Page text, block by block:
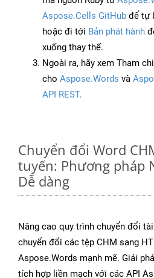
Aspose.Cells GitHub để tự
hoặc đi tới Bản phát hành
xuống thay thế.
Ngoài ra, hãy xem Tham
cho Aspose.Words và
API REST.
Chuyển đổi Word
tuyến: Phương pháp
Dễ dàng
Nâng cao quy trình chuyển đổi
chuyển đổi các tệp CHM sang
Aspose.Words mạnh mẽ. Giải
tích hợp liền mạch với các API